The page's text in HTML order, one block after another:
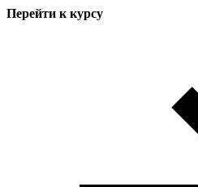
Перейти к курсу